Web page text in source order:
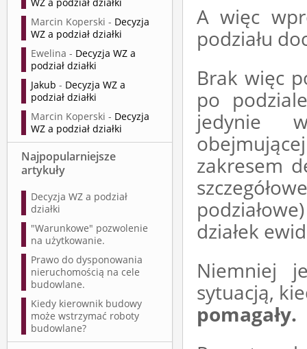
A więc
podziału
Brak więc
po
jedynie
zakresem
działek
Niemniej
sytuacją,
pomagały.
Marcin Koperski - Decyzja
WZ a podział działki
Ewelina - Decyzja WZ a
podział działki
Jakub - Decyzja WZ a
podział działki
Marcin Koperski - Decyzja
WZ a podział działki
Najpopularniejsze
artykuły
Decyzja WZ a podział
działki
"Warunkowe" pozwolenie
na użytkowanie.
Prawo do dysponowania
nieruchomością na cele
budowlane.
Kiedy kierownik budowy
może wstrzymać roboty
budowlane?